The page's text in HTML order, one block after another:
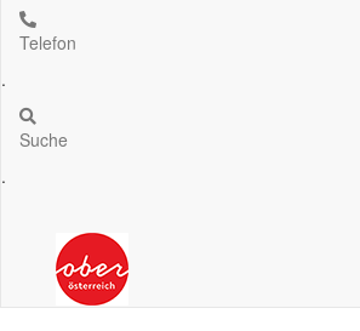
Telefon
.
Suche
.